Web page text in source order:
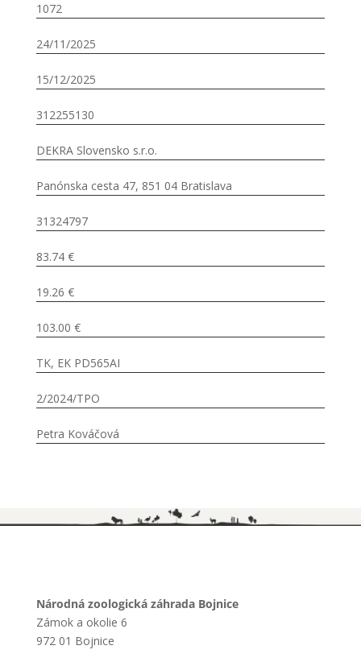
1072
24/11/2025
15/12/2025
312255130
DEKRA Slovensko s.r.o.
Panónska cesta 47, 851 04 Bratislava
31324797
83.74 €
19.26 €
103.00 €
TK, EK PD565AI
2/2024/TPO
Petra Kováčová
Národná zoologická záhrada Bojnice
Zámok a okolie 6
972 01 Bojnice